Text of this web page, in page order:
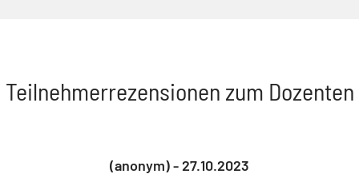
Teilnehmerrezensionen zum Dozenten
(anonym) - 27.10.2023